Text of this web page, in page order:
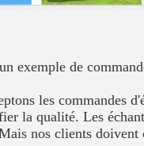
exemple de
les commandes
la qualité. Les
nos clients